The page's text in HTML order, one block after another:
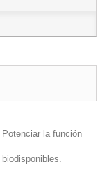
la función